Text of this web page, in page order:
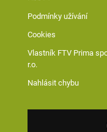
Podmínky užívání
Cookies
Vlastník FTV Prima
r.o.
Nahlásit chybu